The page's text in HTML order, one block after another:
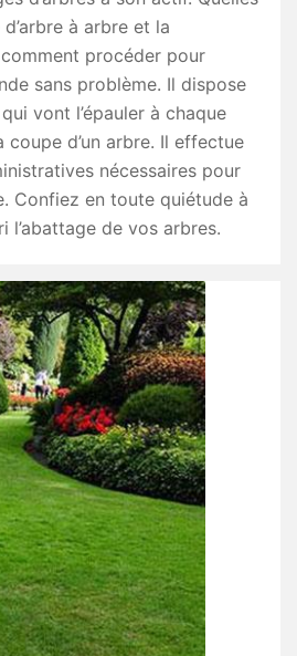
à arbre et la
procéder pour
sans problème. Il dispose
vont l’épauler à chaque
d’un arbre. Il effectue
nécessaires pour
Confiez en toute quiétude à
l’abattage de vos arbres.